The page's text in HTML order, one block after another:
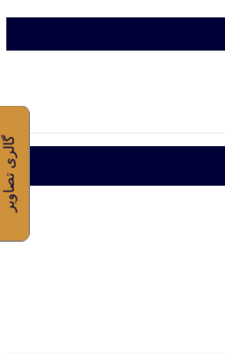
گالری تصاویر